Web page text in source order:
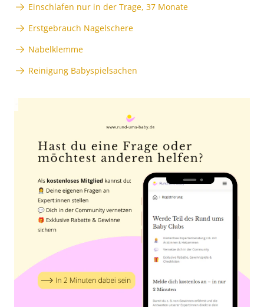
Einschlafen nur in der Trage, 37 Monate
Erstgebrauch Nagelschere
Nabelklemme
Reinigung Babyspielsachen